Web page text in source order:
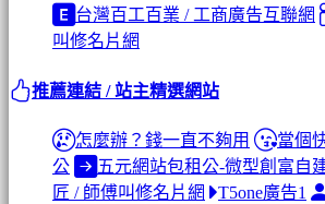
台灣百工百業 / 工商廣告互聯網
叫修名片網
推薦連結 / 站主精選網站
怎麼辦？錢一直不夠用
當個
公
五元網站包租公-微型創富自
匠 / 師傅叫修名片網
T5one廣告1